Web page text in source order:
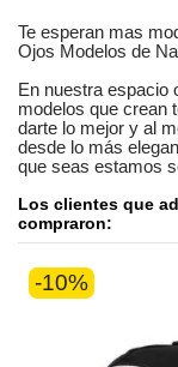
Te esperan mas
Ojos Modelos de
En nuestra espacio
modelos que crean
darte lo mejor y al
desde lo más
que seas estamos
Los clientes que
compraron:
-10%